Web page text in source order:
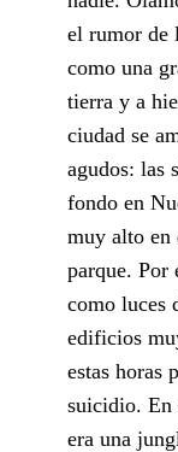
el rumor de
como una
tierra y a
ciudad se
agudos: las
fondo en
muy alto en
parque. Por
como luces
edificios
estas horas
suicidio. En
era una